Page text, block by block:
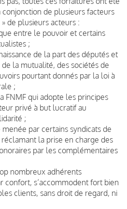
de plusieurs facteurs
de plusieurs acteurs :
entre le pouvoir et certains
;
de la part des députés et
la mutualité, des sociétés de
pourtant donnés par la loi à
;
FNMF qui adopte les principes
privé à but lucratif au
;
par certains syndicats de
la prise en charge des
par les complémentaires
nombreux adhérents
confort, s’accommodent fort bien
clients, sans droit de regard, ni